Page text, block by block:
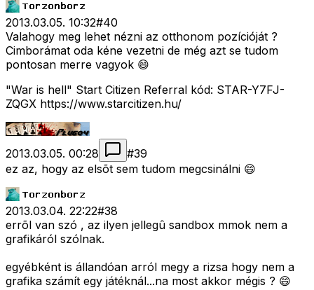
2013.03.05. 10:32#40
Valahogy meg lehet nézni az otthonom pozícióját ?
Cimborámat oda kéne vezetni de még azt se tudom
pontosan merre vagyok 😄
"War is hell" Start Citizen Referral kód: STAR-Y7FJ-
ZQGX https://www.starcitizen.hu/
2013.03.05. 00:28 #39
ez az, hogy az elsõt sem tudom megcsinálni 😄
2013.03.04. 22:22#38
errõl van szó , az ilyen jellegû sandbox mmok nem a
grafikáról szólnak.
egyébként is állandóan arról megy a rizsa hogy nem a
grafika számít egy játéknál...na most akkor mégis ? 😄